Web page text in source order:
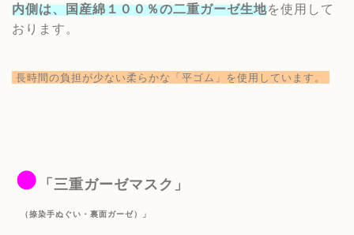
内側は、国産綿１００％の二重ガーゼ生地を使用して
おります。
長時間の負担が少ない柔らかな 「平ゴム」を使用していま す。
● 「三重ガーゼマスク」
（捺染手ぬぐい・裏面ガーゼ）」